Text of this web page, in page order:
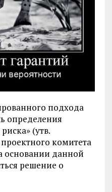
подхода
определения
(утв.
комитета
основании данной
решение о